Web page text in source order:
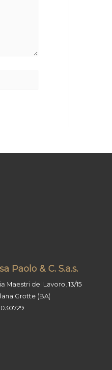
Paolo & C. S.a.s.
Maestri del Lavoro, 13/15
Grotte (BA)